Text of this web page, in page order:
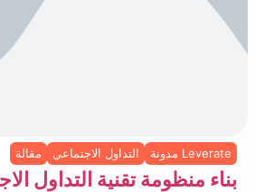
Leverate مدونة التداول الاجتماعي مقالة
بناء منظومة تقنية التداول